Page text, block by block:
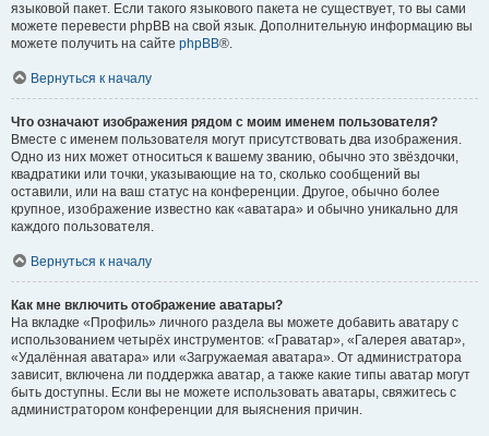
языковой пакет. Если такого языкового пакета не существует, то вы сами
можете перевести phpBB на свой язык. Дополнительную информацию вы
можете получить на сайте phpBB®.
Вернуться к началу
Что означают изображения рядом с моим именем пользователя?
Вместе с именем пользователя могут присутствовать два изображения.
Одно из них может относиться к вашему званию, обычно это звёздочки,
квадратики или точки, указывающие на то, сколько сообщений вы
оставили, или на ваш статус на конференции. Другое, обычно более
крупное, изображение известно как «аватара» и обычно уникально для
каждого пользователя.
Вернуться к началу
Как мне включить отображение аватары?
На вкладке «Профиль» личного раздела вы можете добавить аватару с
использованием четырёх инструментов: «Граватар», «Галерея аватар»,
«Удалённая аватара» или «Загружаемая аватара». От администратора
зависит, включена ли поддержка аватар, а также какие типы аватар могут
быть доступны. Если вы не можете использовать аватары, свяжитесь с
администратором конференции для выяснения причин.